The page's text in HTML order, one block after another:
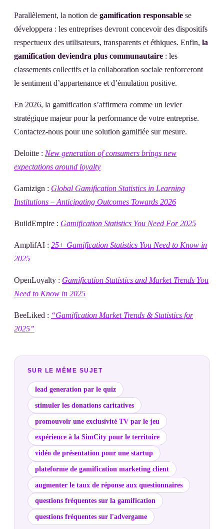
Parallèlement, la notion de gamification responsable se
développera : les entreprises devront concevoir des dispositifs
respectueux des utilisateurs, transparents et éthiques. Enfin, la
gamification deviendra plus communautaire : les
classements collectifs et la collaboration sociale renforceront
le sentiment d’appartenance et d’émulation positive.
En 2026, la gamification s’affirmera comme un levier
stratégique majeur pour la performance de votre entreprise.
Contactez-nous pour une solution gamifiée sur mesure.
Deloitte : New generation of consumers brings new
expectations around loyalty
Gamizign : Global Gamification Statistics in Learning
Institutions – Anticipating Outcomes Towards 2026
BuildEmpire : Gamification Statistics You Need For 2025
AmplifAI : 25+ Gamification Statistics You Need to Know in
2025
OpenLoyalty : Gamification Statistics and Market Trends You
Need to Know in 2025
BeeLiked : “Gamification Market Trends & Statistics for
2025”
SUR LE MÊME SUJET
lead generation par le quiz
stimuler les donations caritatives
promouvoir une exclusivité TV par le jeu
expérience à la SimCity pour le territoire
vidéo de présentation pour une startup
plateforme de gamification marketing client
augmenter le taux de réponse aux questionnaires
questions fréquentes sur la gamification
questions fréquentes sur l'advergame